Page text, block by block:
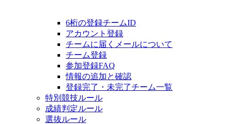
6桁の登録チームID
アカウント登録
チームに届くメールについて
チーム登録
参加登録FAQ
情報の追加と確認
登録完了・未完了チーム一覧
特別競技ルール
成績判定ルール
選抜ルール